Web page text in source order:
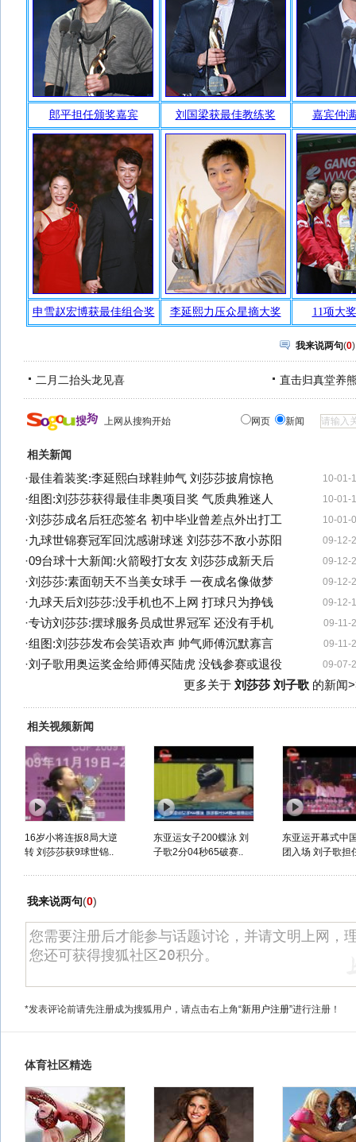
我来说两句(0)
二月二抬头龙见喜 直击归真堂养
上网从搜狗开始 网页 新闻
相关新闻
10-01-
·最佳着装奖:李延熙白球鞋帅气 刘莎莎披肩惊艳
10-01-
·组图:刘莎莎获得最佳非奥项目奖 气质典雅迷人
10-01-
·刘莎莎成名后狂恋签名 初中毕业曾差点外出打工
09-12-
·九球世锦赛冠军回沈感谢球迷 刘莎莎不敌小苏阳
09-12-
·09台球十大新闻:火箭殴打女友 刘莎莎成新天后
09-12-
·刘莎莎:素面朝天不当美女球手 一夜成名像做梦
09-12-
·九球天后刘莎莎:没手机也不上网 打球只为挣钱
09-11-
·专访刘莎莎:摆球服务员成世界冠军 还没有手机
09-11-
·组图:刘莎莎发布会笑语欢声 帅气师傅沉默寡言
09-07-
·刘子歌用奥运奖金给师傅买陆虎 没钱参赛或退役
更多关于 刘莎莎 刘子歌的新闻
相关视频新闻
16岁小将连扳8局大逆
转 刘莎莎获9球世锦..
东亚运女子200蝶泳 刘
子歌2分04秒65破赛..
东亚运开幕式中
团入场 刘子歌担
我来说两句(0)
*发表评论前请先注册成为搜狐用户，请点击右上角“新用户注册”进行注册！
体育社区精选